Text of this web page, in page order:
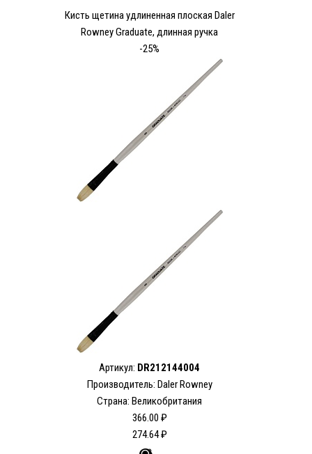
Кисть щетина удлиненная плоская Daler
Rowney Graduate, длинная ручка
-25%
Артикул: DR212144004
Производитель: Daler Rowney
Страна: Великобритания
366.00 ₽
274.64 ₽